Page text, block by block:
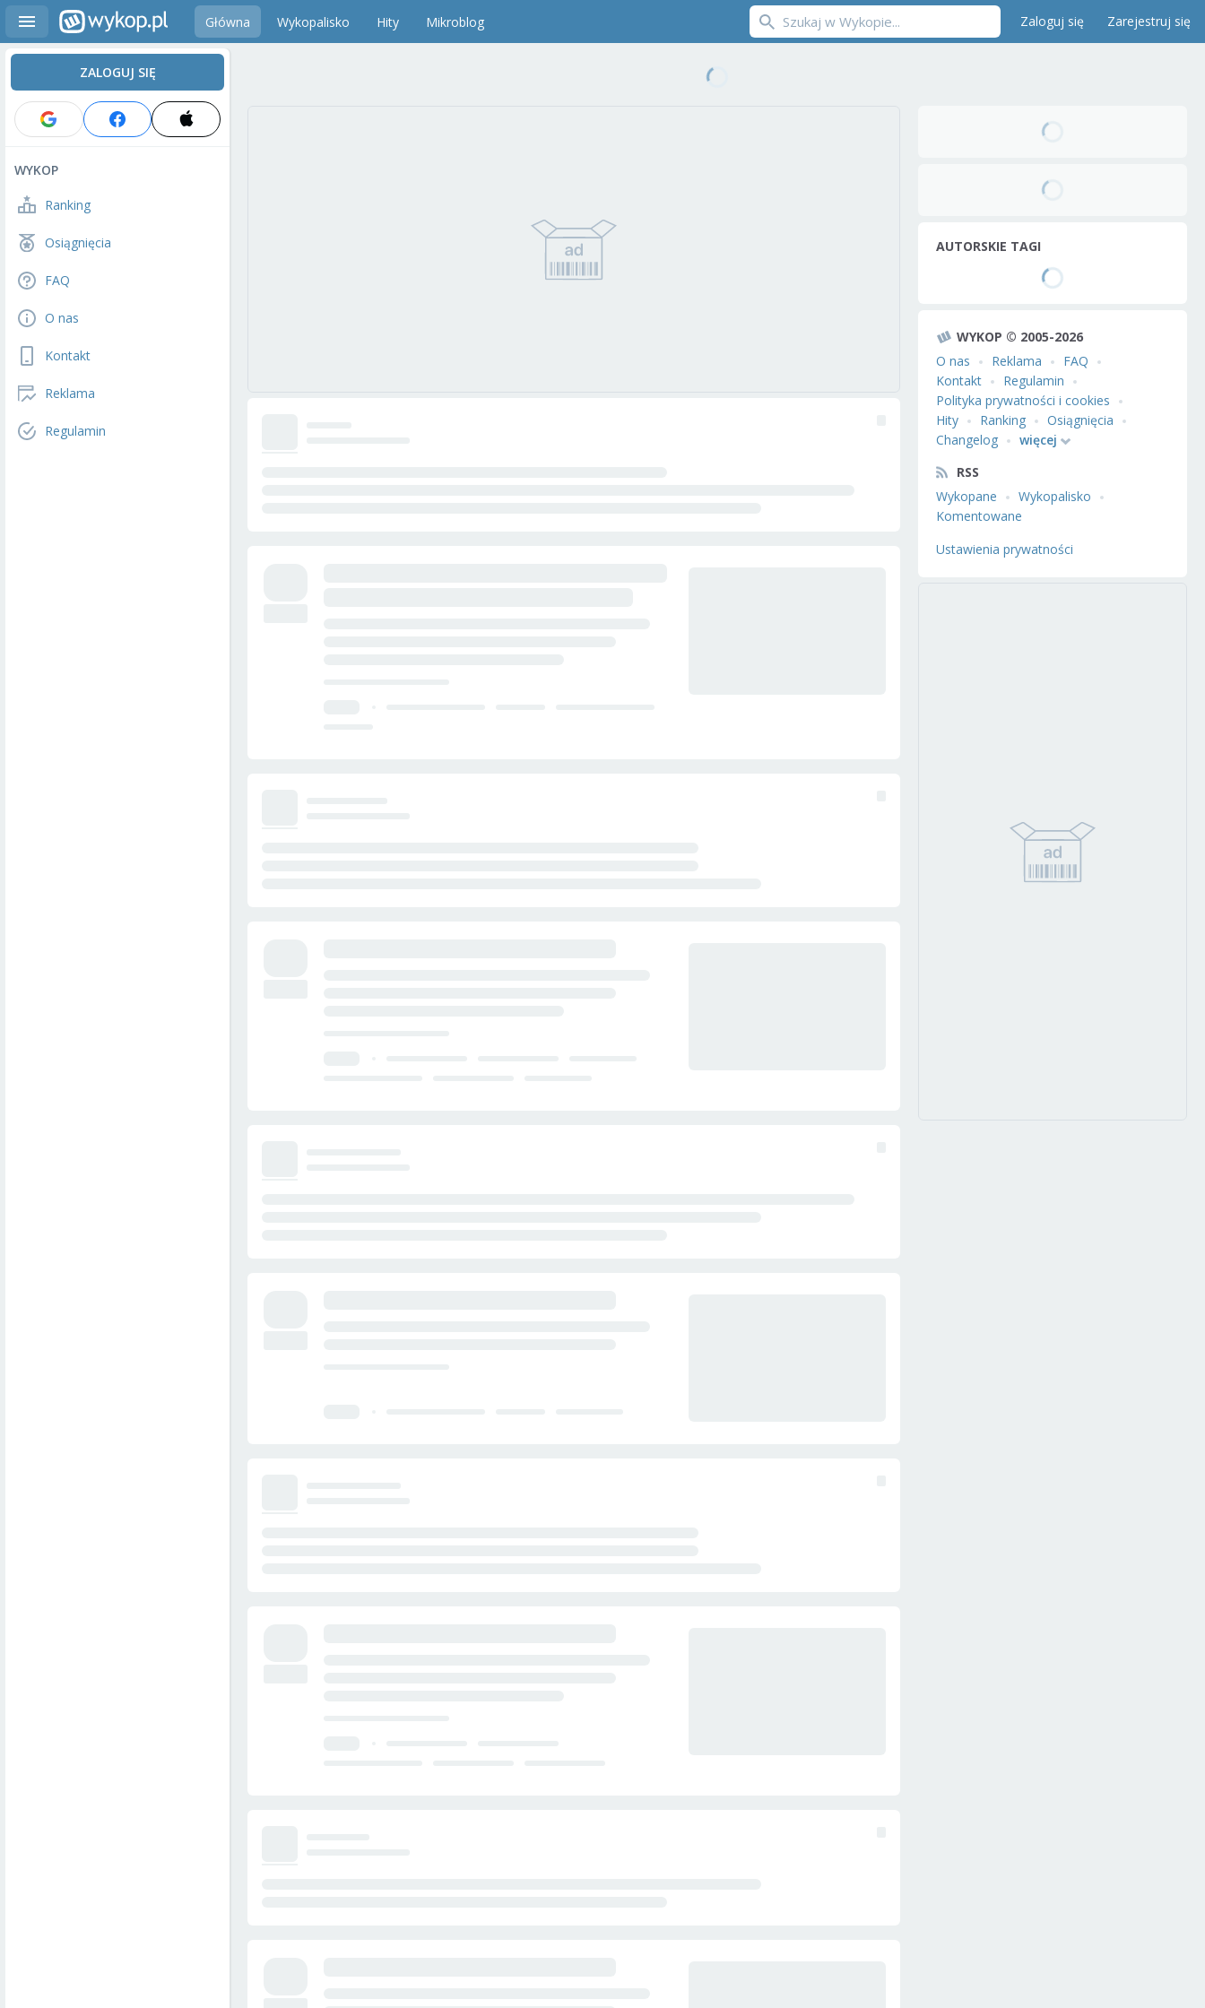
Główna Wykopalisko Hity Mikroblog Zaloguj się Zarejestruj się
ZALOGUJ SIĘ
WYKOP
Ranking
Osiągnięcia
FAQ
O nas
Kontakt
Reklama
Regulamin
AUTORSKIE TAGI
WYKOP © 2005-2026
O nas
Reklama
FAQ
Kontakt
Regulamin
Polityka prywatności i cookies
Hity
Ranking
Osiągnięcia
Changelog
więcej
RSS
Wykopane
Wykopalisko
Komentowane
Ustawienia prywatności